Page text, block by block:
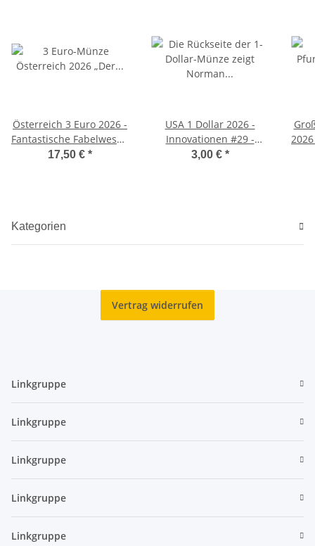
Österreich 3 Euro 2026 -
Fantastische Fabelwesen
#2 - Der Hippokamp
17,50 € *
USA 1 Dollar 2026 -
Innovationen #29 -
Norman Borlaug - Iowa -
3,00 € *
Kategorien
Vertrag widerrufen
Linkgruppe
Linkgruppe
Linkgruppe
Linkgruppe
Linkgruppe